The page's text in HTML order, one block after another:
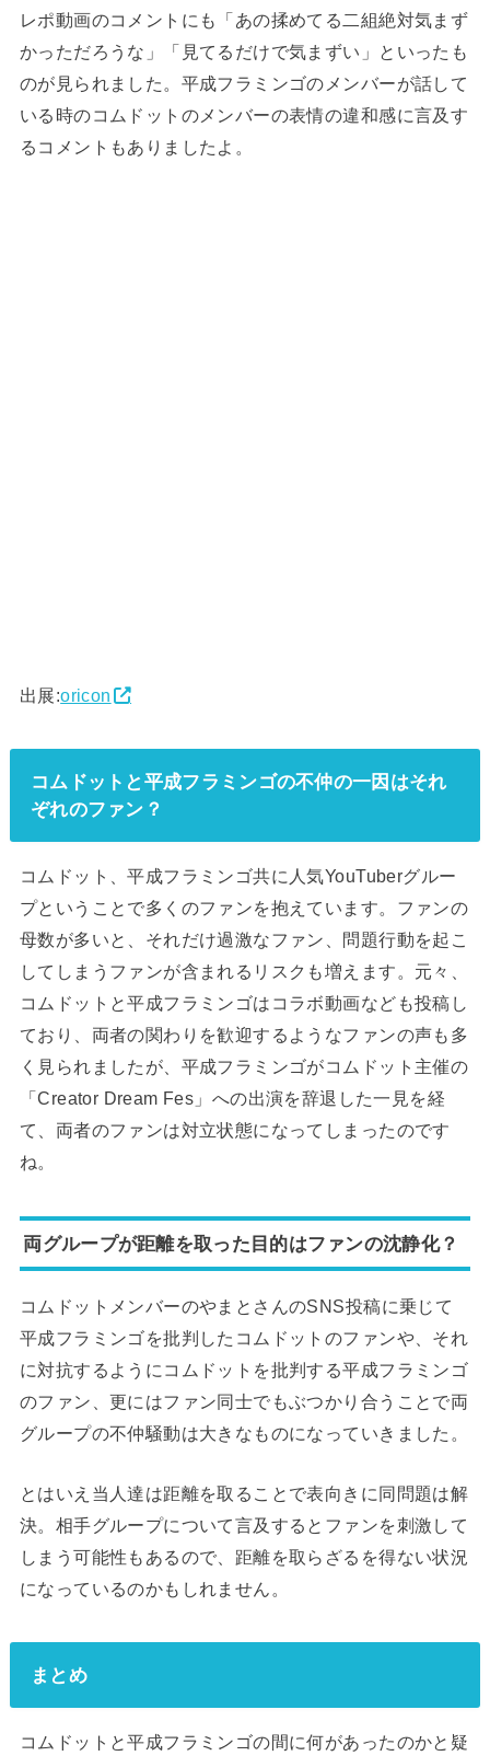
レポ動画のコメントにも「あの揉めてる二組絶対気まず
かっただろうな」「見てるだけで気まずい」といったも
のが見られました。平成フラミンゴのメンバーが話して
いる時のコムドットのメンバーの表情の違和感に言及す
るコメントもありましたよ。
出展:oricon
コムドットと平成フラミンゴの不仲の一因はそれ
ぞれのファン？
コムドット、平成フラミンゴ共に人気YouTuberグルー
プということで多くのファンを抱えています。ファンの
母数が多いと、それだけ過激なファン、問題行動を起こ
してしまうファンが含まれるリスクも増えます。元々、
コムドットと平成フラミンゴはコラボ動画なども投稿し
ており、両者の関わりを歓迎するようなファンの声も多
く見られましたが、平成フラミンゴがコムドット主催の
「Creator Dream Fes」への出演を辞退した一見を経
て、両者のファンは対立状態になってしまったのです
ね。
両グループが距離を取った目的はファンの沈静化？
コムドットメンバーのやまとさんのSNS投稿に乗じて
平成フラミンゴを批判したコムドットのファンや、それ
に対抗するようにコムドットを批判する平成フラミンゴ
のファン、更にはファン同士でもぶつかり合うことで両
グループの不仲騒動は大きなものになっていきました。
とはいえ当人達は距離を取ることで表向きに同問題は解
決。相手グループについて言及するとファンを刺激して
しまう可能性もあるので、距離を取らざるを得ない状況
になっているのかもしれません。
まとめ
コムドットと平成フラミンゴの間に何があったのかと疑